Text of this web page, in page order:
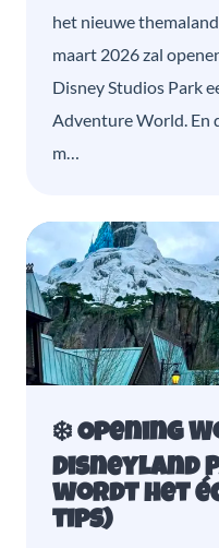
het nieuwe
maart 2026 zal
Disney Studios Park
Adventure World. En
m…
❄️ Opening
Disneyland
wordt het
tips)